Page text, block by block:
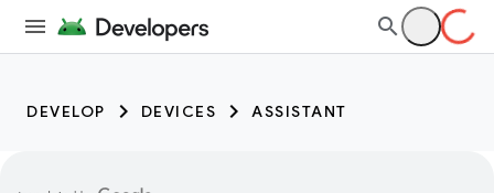
DEVELOP DEVICES ASSISTANT